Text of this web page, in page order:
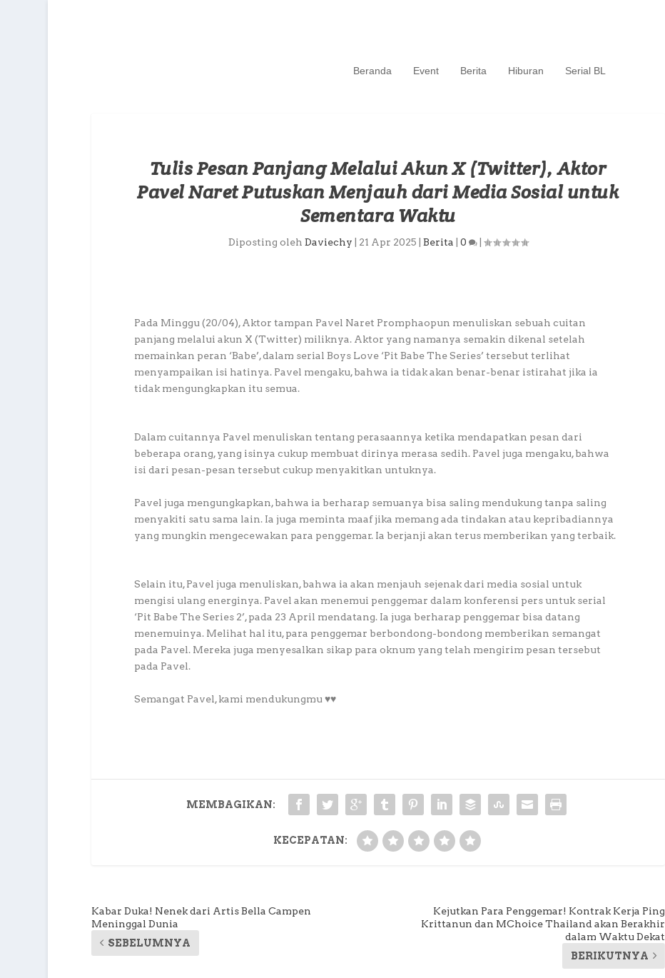
Beranda Event Berita Hiburan Serial BL
Tulis Pesan Panjang Melalui Akun X (Twitter), Aktor
Pavel Naret Putuskan Menjauh dari Media Sosial untuk
Sementara Waktu
Diposting oleh Daviechy 21 Apr 2025 Berita 0 |
Pada Minggu (20/04), Aktor tampan Pavel Naret Promphaopun menuliskan sebuah cuitan
panjang melalui akun X (Twitter) miliknya. Aktor yang namanya semakin dikenal setelah
memainkan peran ‘Babe’, dalam serial Boys Love ‘Pit Babe The Series’ tersebut terlihat
menyampaikan isi hatinya. Pavel mengaku, bahwa ia tidak akan benar-benar istirahat jika ia
tidak mengungkapkan itu semua.
Dalam cuitannya Pavel menuliskan tentang perasaannya ketika mendapatkan pesan dari
beberapa orang, yang isinya cukup membuat dirinya merasa sedih. Pavel juga mengaku, bahwa
isi dari pesan-pesan tersebut cukup menyakitkan untuknya.
Pavel juga mengungkapkan, bahwa ia berharap semuanya bisa saling mendukung tanpa saling
menyakiti satu sama lain. Ia juga meminta maaf jika memang ada tindakan atau kepribadiannya
yang mungkin mengecewakan para penggemar. Ia berjanji akan terus memberikan yang terbaik.
Selain itu, Pavel juga menuliskan, bahwa ia akan menjauh sejenak dari media sosial untuk
mengisi ulang energinya. Pavel akan menemui penggemar dalam konferensi pers untuk serial
‘Pit Babe The Series 2’, pada 23 April mendatang. Ia juga berharap penggemar bisa datang
menemuinya. Melihat hal itu, para penggemar berbondong-bondong memberikan semangat
pada Pavel. Mereka juga menyesalkan sikap para oknum yang telah mengirim pesan tersebut
pada Pavel.
Semangat Pavel, kami mendukungmu ♥️♥️
MEMBAGIKAN:
KECEPATAN:
Kabar Duka! Nenek dari Artis Bella Campen
Meninggal Dunia
SEBELUMNYA
Kejutkan Para Penggemar! Kontrak Kerja Ping
Krittanun dan MChoice Thailand akan Berakhir
dalam Waktu Dekat
BERIKUTNYA